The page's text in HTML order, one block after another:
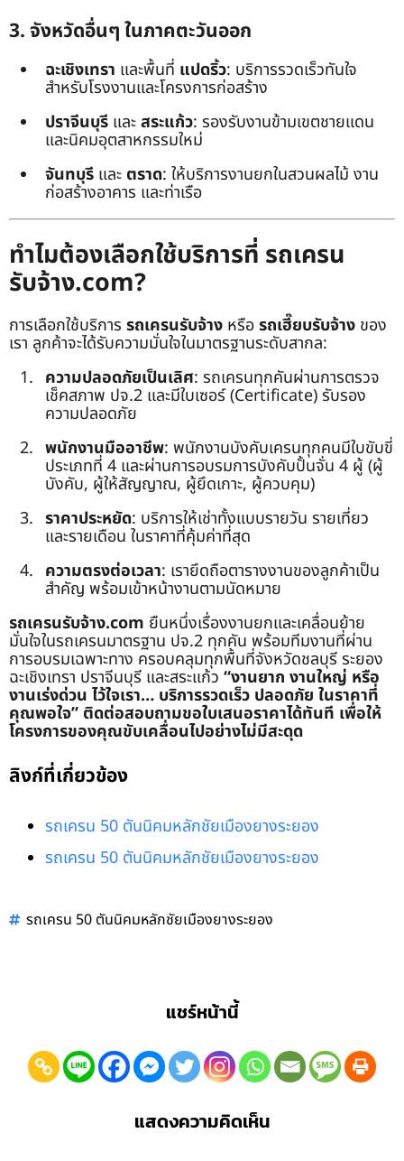
3. จังหวัดอื่นๆ ในภาคตะวันออก
ฉะเชิงเทรา และพื้นที่ แปดริ้ว: บริการรวดเร็วทันใจ
สำหรับโรงงานและโครงการก่อสร้าง
ปราจีนบุรี และสระแก้ว: รองรับงานข้ามเขตชายแดน
และนิคมอุตสาหกรรมใหม่
จันทบุรี และ ตราด: ให้บริการงานยกในสวนผลไม้ งาน
ก่อสร้างอาคาร และท่าเรือ
ทำไมต้องเลือกใช้บริการที่ รถเครน
รับจ้าง.com?
การเลือกใช้บริการ รถเครนรับจ้าง หรือรถเฮี๊ยบรับจ้าง ของ
เรา ลูกค้าจะได้รับความมั่นใจในมาตรฐานระดับสากล:
ความปลอดภัยเป็นเลิศ: รถเครนทุกคันผ่านการตรวจ
เช็คสภาพ ปจ.2 และมีใบเซอร์ (Certificate) รับรอง
ความปลอดภัย
พนักงานมืออาชีพ: พนักงานบังคับเครนทุกคนมีใบขับขี่
ประเภทที่ 4 และผ่านการอบรมการบังคับปั้นจั่น 4 ผู้ (ผู้
บังคับ, ผู้ให้สัญญาณ, ผู้ยึดเกาะ, ผู้ควบคุม)
ราคาประหยัด: บริการให้เช่าทั้งแบบรายวัน รายเที่ยว
และรายเดือน ในราคาที่คุ้มค่าที่สุด
ความตรงต่อเวลา: เรายึดถือตารางงานของลูกค้าเป็น
สำคัญ พร้อมเข้าหน้างานตามนัดหมาย
รถเครนรับจ้าง.com ยืนหนึ่งเรื่องงานยกและเคลื่อนย้าย
มั่นใจในรถเครนมาตรฐาน ปจ.2 ทุกคัน พร้อมทีมงานที่ผ่าน
การอบรมเฉพาะทาง ครอบคลุมทุกพื้นที่จังหวัดชลบุรี ระยอง
ฉะเชิงเทรา ปราจีนบุรี และสระแก้ว “งานยาก งานใหญ่ หรือ
งานเร่งด่วน ไว้ใจเรา… บริการรวดเร็ว ปลอดภัย ในราคาที่
คุณพอใจ” ติดต่อสอบถามขอใบเสนอราคาได้ทันที เพื่อให้
โครงการของคุณขับเคลื่อนไปอย่างไม่มีสะดุด
ลิงก์ที่เกี่ยวข้อง
รถเครน 50 ตันนิคมหลักชัยเมืองยางระยอง
รถเครน 50 ตันนิคมหลักชัยเมืองยางระยอง
รถเครน 50 ตันนิคมหลักชัยเมืองยางระยอง
แชร์หน้านี้
แสดงความคิดเห็น